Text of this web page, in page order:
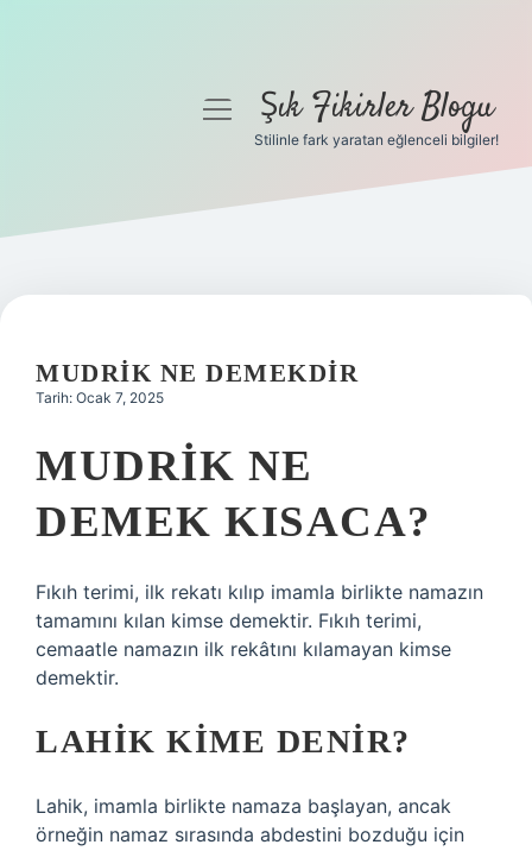
Gizlilik Politikası
Yasal Uyarı
menüyüŞık Fikirler Blogu
Stilinle fark yaratan eğlenceli bilgiler!
MUDRIK NE DEMEKDIR
Tarih: Ocak 7, 2025
MUDRIK NE
DEMEK KISACA?
Fıkıh terimi, ilk rekatı kılıp imamla birlikte namazın
tamamını kılan kimse demektir. Fıkıh terimi,
cemaatle namazın ilk rekâtını kılamayan kimse
demektir.
LAHIK KIME DENIR?
Lahik, imamla birlikte namaza başlayan, ancak
örneğin namaz sırasında abdestini bozduğu için